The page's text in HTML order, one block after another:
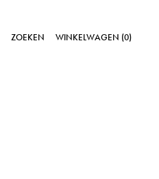
ZOEKEN WINKELWAGEN (0)